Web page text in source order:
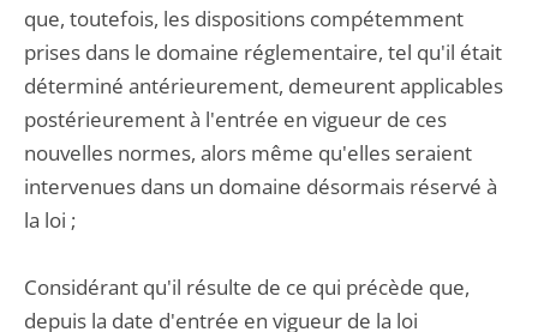
que, toutefois, les dispositions compétemment
prises dans le domaine réglementaire, tel qu'il était
déterminé antérieurement, demeurent applicables
postérieurement à l'entrée en vigueur de ces
nouvelles normes, alors même qu'elles seraient
intervenues dans un domaine désormais réservé à
la loi ;
Considérant qu'il résulte de ce qui précède que,
depuis la date d'entrée en vigueur de la loi